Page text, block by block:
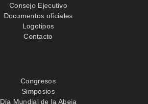
Consejo Ejecutivo
Documentos oficiales
Logotipos
Contacto
Congresos
Simposios
Día Mundial de la Abeja